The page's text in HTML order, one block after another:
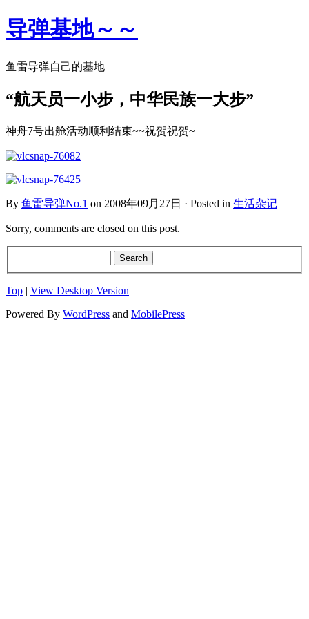
导弹基地～～
鱼雷导弹自己的基地
“航天员一小步，中华民族一大步”
神舟7号出舱活动顺利结束~~祝贺祝贺~
By 鱼雷导弹No.1 on 2008年09月27日 · Posted in 生活杂记
Sorry, comments are closed on this post.
Top | View Desktop Version
Powered By WordPress and MobilePress